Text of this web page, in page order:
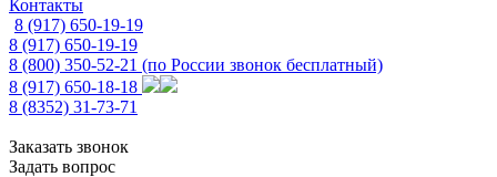
Контакты
8 (917) 650-19-19
8 (917) 650-19-19
8 (800) 350-52-21 (по России звонок бесплатный)
8 (917) 650-18-18
8 (8352) 31-73-71
Заказать звонок
Задать вопрос